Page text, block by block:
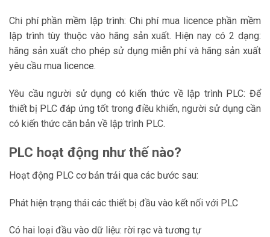
Chi phí phần mềm lập trình: Chi phí mua licence phần mềm
lập trình tùy thuộc vào hãng sản xuất. Hiện nay có 2 dạng:
hãng sản xuất cho phép sử dụng miễn phí và hãng sản xuất
yêu cầu mua licence.
Yêu cầu người sử dụng có kiến thức về lập trình PLC: Để
thiết bị PLC đáp ứng tốt trong điều khiển, người sử dụng cần
có kiến thức căn bản về lập trình PLC.
PLC hoạt động như thế nào?
Hoạt động PLC cơ bản trải qua các bước sau:
Phát hiện trạng thái các thiết bị đầu vào kết nối với PLC
Có hai loại đầu vào dữ liệu: rời rạc và tương tự